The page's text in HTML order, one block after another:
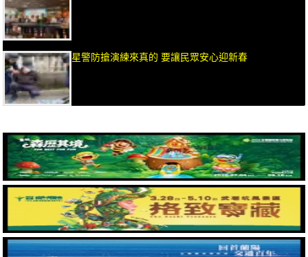
星警防搶演練來真的 要讓民眾安心迎新春